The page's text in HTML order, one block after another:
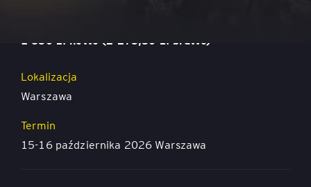
1 850 zł netto (2 275,50 zł brutto)
Lokalizacja
Warszawa
Termin
15-16 października 2026 Warszawa